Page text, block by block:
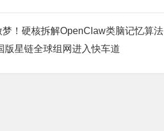
！硬核拆解OpenClaw类脑记忆算法
版星链全球组网进入快车道